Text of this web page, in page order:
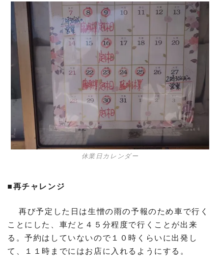
休業日カレンダー
■再チャレンジ
再び予定した日は生憎の雨の予報のため車で行く
ことにした、車だと４５分程度で行くことが出来
る。予約はしていないので１０時くらいに出発し
て、１１時までにはお店に入れるようにする。